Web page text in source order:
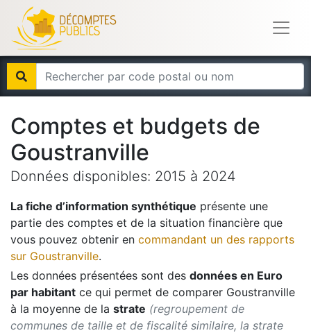
Comptes et budgets de
Goustranville
Données disponibles: 2015 à 2024
La fiche d’information synthétique présente une
partie des comptes et de la situation financière que
vous pouvez obtenir en commandant un des rapports
sur Goustranville.
Les données présentées sont des données en Euro
par habitant ce qui permet de comparer Goustranville
à la moyenne de la strate (regroupement de
communes de taille et de fiscalité similaire, la strate